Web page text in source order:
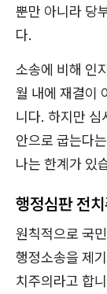
뿐만 아니라 당
다.
소송에 비해 인
월 내에 재결이
니다. 하지만 심
안으로 굽는다
나는 한계가 있
행정심판 전
원칙적으로 국
행정소송을 제
치주의라고 합